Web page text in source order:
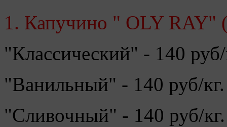
1. Капучино " OLY
"Классический" - 140 руб/
"Ванильный" - 140 руб/кг.
"Сливочный" - 140 руб/кг.